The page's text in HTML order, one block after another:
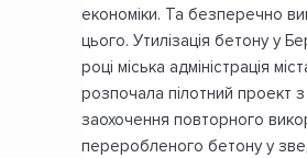
економіки. Та безперечно
цього. Утилізація бетону у
році міська адміністрація
розпочала пілотний проект
заохочення повторного
переробленого бетону у